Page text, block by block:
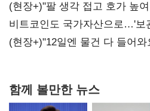
(현장+)"팔 생각 접고 호가 높
20억 키맞추기
비트코인도 국가자산으로…'보
숙제
(현장+)"12일엔 물건 다 들어
함께 볼만한 뉴스